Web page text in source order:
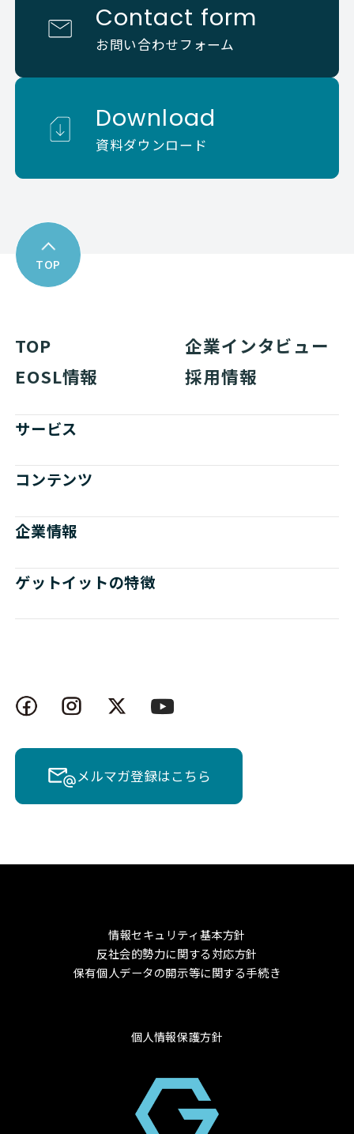
Contact form
お問い合わせフォーム
Download
資料ダウンロード
TOP
TOP
企業インタビュー
EOSL情報
採用情報
サービス
コンテンツ
企業情報
ゲットイットの特徴
メルマガ登録はこちら
情報セキュリティ基本方針
反社会的勢力に関する対応方針
保有個人データの開示等に関する手続き
個人情報保護方針